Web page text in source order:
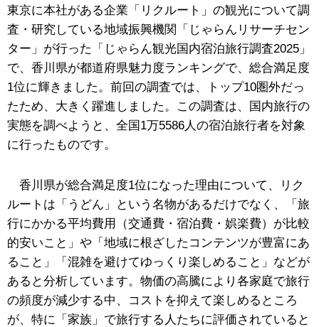
東京に本社がある企業「リクルート」の観光について調
査・研究している地域振興機関「じゃらんリサーチセン
ター」が行った「じゃらん観光国内宿泊旅行調査2025」
で、香川県が都道府県魅力度ランキングで、総合満足度
1位に輝きました。前回の調査では、トップ10圏外だっ
たため、大きく躍進しました。この調査は、国内旅行の
実態を調べようと、全国1万5586人の宿泊旅行者を対象
に行ったものです。
香川県が総合満足度1位になった理由について、リク
ルートは「うどん」という名物があるだけでなく、「旅
行にかかる平均費用（交通費・宿泊費・娯楽費）が比較
的安いこと」や「地域に根ざしたコンテンツが豊富にあ
ること」「混雑を避けてゆっくり楽しめること」などが
あると分析しています。物価の高騰により各家庭で旅行
の頻度が減少する中、コストを抑えて楽しめるところ
が、特に「家族」で旅行する人たちに評価されていると